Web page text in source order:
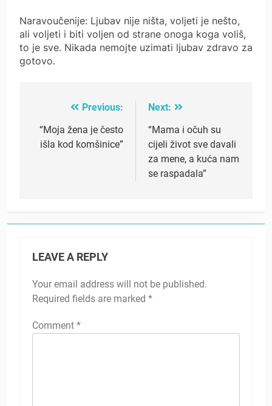
Naravoučenije: Ljubav nije ništa, voljeti je nešto,
ali voljeti i biti voljen od strane onoga koga voliš,
to je sve. Nikada nemojte uzimati ljubav zdravo za
gotovo.
navigation
Previous:
“Moja žena je često
išla kod komšinice”
Next:
“Mama i očuh su
cijeli život sve davali
za mene, a kuća nam
se raspadala”
LEAVE A REPLY
Your email address will not be published.
Required fields are marked *
Comment *